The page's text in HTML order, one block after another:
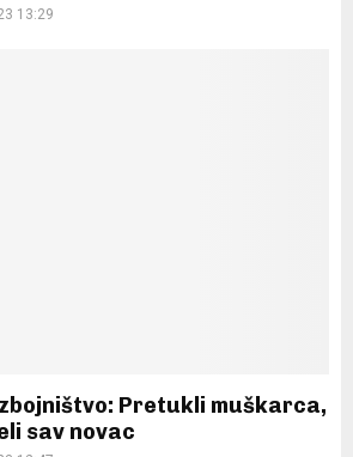
13:29
Pretukli muškarca,
sav novac